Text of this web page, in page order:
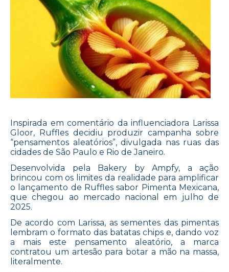
Inspirada em comentário da influenciadora Larissa
Gloor, Ruffles decidiu produzir campanha sobre
“pensamentos aleatórios”, divulgada nas ruas das
cidades de São Paulo e Rio de Janeiro.
Desenvolvida pela Bakery by Ampfy, a ação
brincou com os limites da realidade para amplificar
o lançamento de Ruffles sabor Pimenta Mexicana,
que chegou ao mercado nacional em julho de
2025.
De acordo com Larissa, as sementes das pimentas
lembram o formato das batatas chips e, dando voz
a mais este pensamento aleatório, a marca
contratou um artesão para botar a mão na massa,
literalmente.